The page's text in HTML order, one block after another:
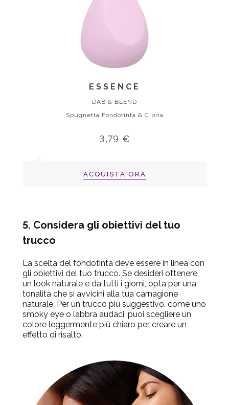
ESSENCE
DAB & BLEND
Spugnetta Fondotinta & Cipria
3,79 €
ACQUISTA ORA
5. Considera gli obiettivi del tuo
trucco
La scelta del fondotinta deve essere in linea con
gli obiettivi del tuo trucco. Se desideri ottenere
un look naturale e da tutti i giorni, opta per una
tonalità che si avvicini alla tua carnagione
naturale. Per un trucco più suggestivo, come uno
smoky eye o labbra audaci, puoi scegliere un
colore leggermente più chiaro per creare un
effetto di risalto.